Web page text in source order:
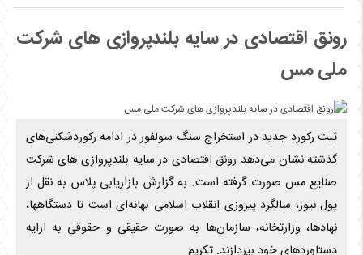
رونق اقتصادی در سایه بلندپروازی های شرکت
ملی مس
ثبت رکورد جدید در استخراج سنگ سولفور در ادامه رکوردشکنی‌های
گذشته نشان می‌دهد رونق اقتصادی در سایه بلندپروازی های شرکت
صنایع مس صورت گرفته است. به گزارش بازاریابی پلاس به نقل از
پول نیوز، سالگرد پیروزی انقلاب اسلامی بهانه‌ای است تا دستگاهها،
نهادها، وزارتخانه، سازمان‌ها به صورت حقیقی و حقوقی به ارایه
دستاورد‌های خود بپردازند. تکریم